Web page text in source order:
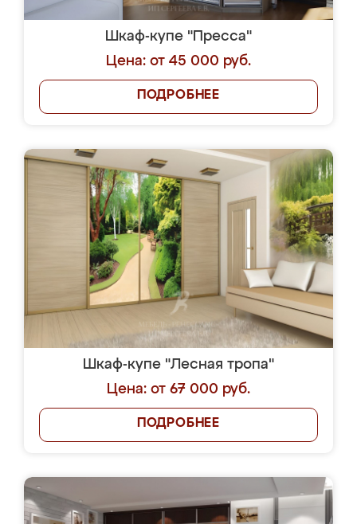
Шкаф-купе "Пресса"
Цена: от 45 000 руб.
ПОДРОБНЕЕ
Шкаф-купе "Лесная тропа"
Цена: от 67 000 руб.
ПОДРОБНЕЕ